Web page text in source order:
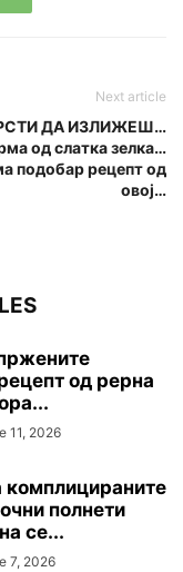
Next article
ДА ИЗЛИЖЕШ…
од слатка зелка…
подобар рецепт од
овој…
од рерна
11, 2026
комплицираните
полнети
се...
7, 2026